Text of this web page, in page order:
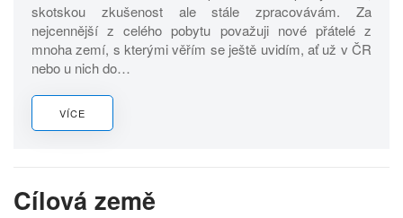
skotskou zkušenost ale stále zpracovávám. Za
nejcennější z celého pobytu považuji nové přátelé z
mnoha zemí, s kterými věřím se ještě uvidím, ať už v ČR
nebo u nich do…
VÍCE
Cílová země